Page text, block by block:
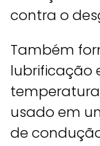
contra o
Também
lubrificação
usado em
de